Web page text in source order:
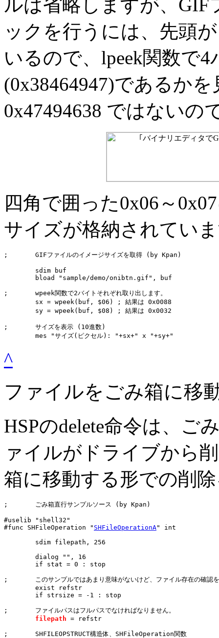
ルは省略しますが、
ックを行うには、先頭
いるので、lpeek関数で
(0x38464947)であるか
0x47494638 ではないの
四角で囲った0x06～
サイズが格納されてい
;	GIFファイルのイメージサイズを取得 (by Kpan)
;	wpeek関数で2バイトそれぞれ取り出します。
;	サイズを表示 (10進数)
	mes "サイズ(ピクセル): "+sx+" x "+sy+"
^
ファイルをごみ箱に移
HSPのdelete命令は、ご
ァイルがドライブから
箱に移動する形での削
;	ごみ箱直行サンプルソース (by Kpan)
#uselib "shell32"
#func SHFileOperation " SHFileOperationA" int
;	このサンプルではあまり意味がないけど、ファイル存在の確認を。
;	ファイルパスはフルパスでなければなりません。
filepath = refstr
;	SHFILEOPSTRUCT構造体、SHFileOperation関数